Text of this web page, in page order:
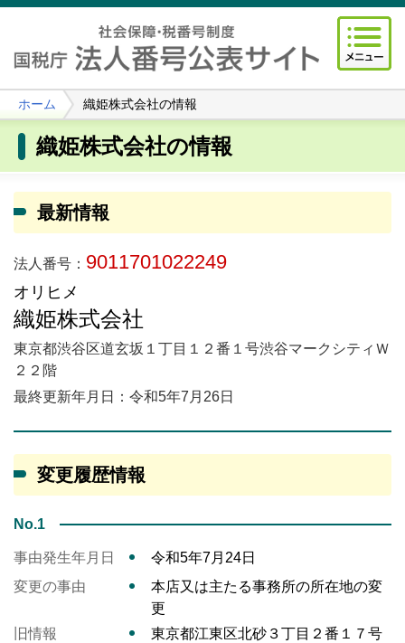
ホーム 織姫株式会社の情報
織姫株式会社の情報
最新情報
法人番号： 9011701022249
オリヒメ
織姫株式会社
東京都渋谷区道玄坂１丁目１２番１号渋谷マークシティＷ
２２階
最終更新年月日：令和5年7月26日
変更履歴情報
No.1
事由発生年月日
令和5年7月24日
変更の事由
本店又は主たる事務所の所在地の変
更
旧情報
東京都江東区北砂３丁目２番１７号